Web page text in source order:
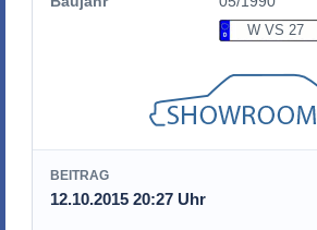
W VS 27
BEITRAG
12.10.2015 20:27 Uhr